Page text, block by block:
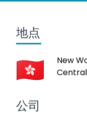
地点
New
公司